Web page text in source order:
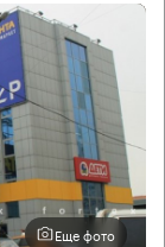
Еще фото